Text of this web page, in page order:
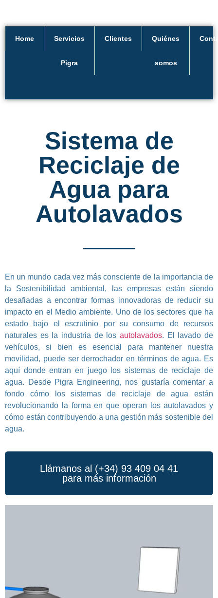
Home Servicios
Pigra
Clientes Quiénes
somos
Sistema de
Reciclaje de
Agua para
Autolavados
En un mundo cada vez más consciente de la importancia de
la Sostenibilidad ambiental, las empresas están siendo
desafiadas a encontrar formas innovadoras de reducir su
impacto en el Medio ambiente. Uno de los sectores que ha
estado bajo el escrutinio por su consumo de recursos
naturales es la industria de los autolavados. El lavado de
vehículos, si bien es esencial para mantener nuestra
movilidad, puede ser derrochador en términos de agua. Es
aquí donde entran en juego los sistemas de reciclaje de
agua. Desde Pigra Engineering, nos gustaría comentar a
fondo cómo los sistemas de reciclaje de agua están
revolucionando la forma en que operan los autolavados y
cómo están contribuyendo a una gestión más sostenible del
agua.
Llámanos al (+34) 93 409 04 41
para más información